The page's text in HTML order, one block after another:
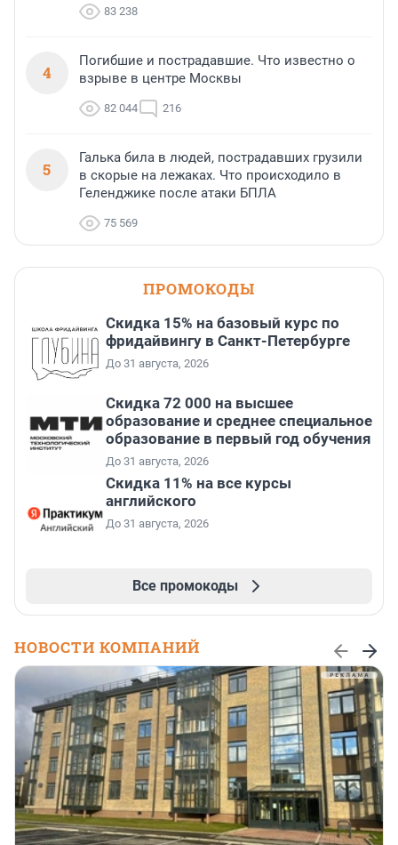
83 238
4
Погибшие и пострадавшие. Что известно о
взрыве в центре Москвы
82 044 216
5
Галька била в людей, пострадавших грузили
в скорые на лежаках. Что происходило в
Геленджике после атаки БПЛА
75 569
ПРОМОКОДЫ
Скидка 15% на базовый курс по
фридайвингу в Санкт-Петербурге
До 31 августа, 2026
Скидка 72 000 на высшее
образование и среднее специальное
образование в первый год обучения
До 31 августа, 2026
Скидка 11% на все курсы
английского
До 31 августа, 2026
Все промокоды
НОВОСТИ КОМПАНИЙ